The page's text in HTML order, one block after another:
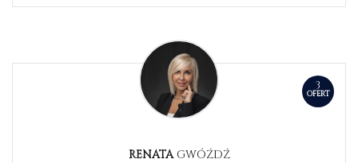
3
OFERT
RENATA GWÓŹDŹ